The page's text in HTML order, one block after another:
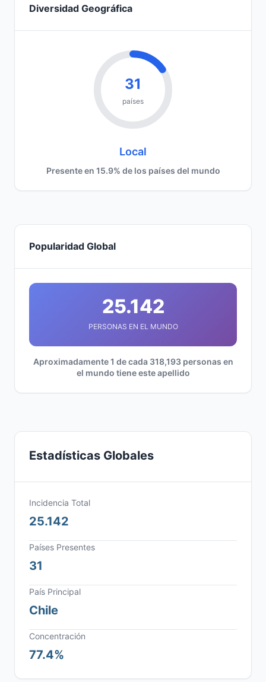
Diversidad Geográfica
31
países
Local
Presente en 15.9% de los países del mundo
Popularidad Global
25.142
PERSONAS EN EL MUNDO
Aproximadamente 1 de cada 318,193 personas en
el mundo tiene este apellido
Estadísticas Globales
Incidencia Total
25.142
Países Presentes
31
País Principal
Chile
Concentración
77.4%